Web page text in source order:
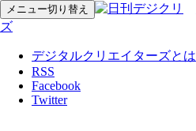
メニュー切り替え
ズ
デジタルクリエイターズとは
RSS
Facebook
Twitter